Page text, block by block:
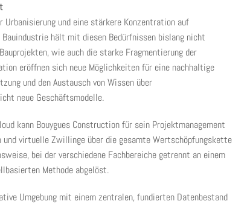
Urbanisierung und eine stärkere Konzentration auf
hält mit diesen Bedürfnissen bislang nicht
wie auch die starke Fragmentierung der
eröffnen sich neue Möglichkeiten für eine nachhaltige
und den Austausch von Wissen über
neue Geschäftsmodelle.
kann Bouygues Construction für sein Projektmanagement
virtuelle Zwillinge über die gesamte Wertschöpfungskette
bei der verschiedene Fachbereiche getrennt an einem
Methode abgelöst.
Umgebung mit einem zentralen, fundierten Datenbestand